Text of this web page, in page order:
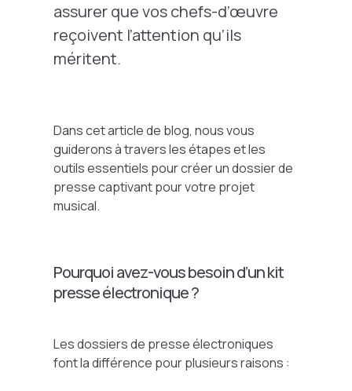
assurer que vos chefs-d’œuvre
reçoivent l’attention qu’ils
méritent.
Dans cet article de blog, nous vous
guiderons à travers les étapes et les
outils essentiels pour créer un dossier de
presse captivant pour votre projet
musical.
Pourquoi avez-vous besoin d’un kit
presse électronique ?
Les dossiers de presse électroniques
font la différence pour plusieurs raisons :